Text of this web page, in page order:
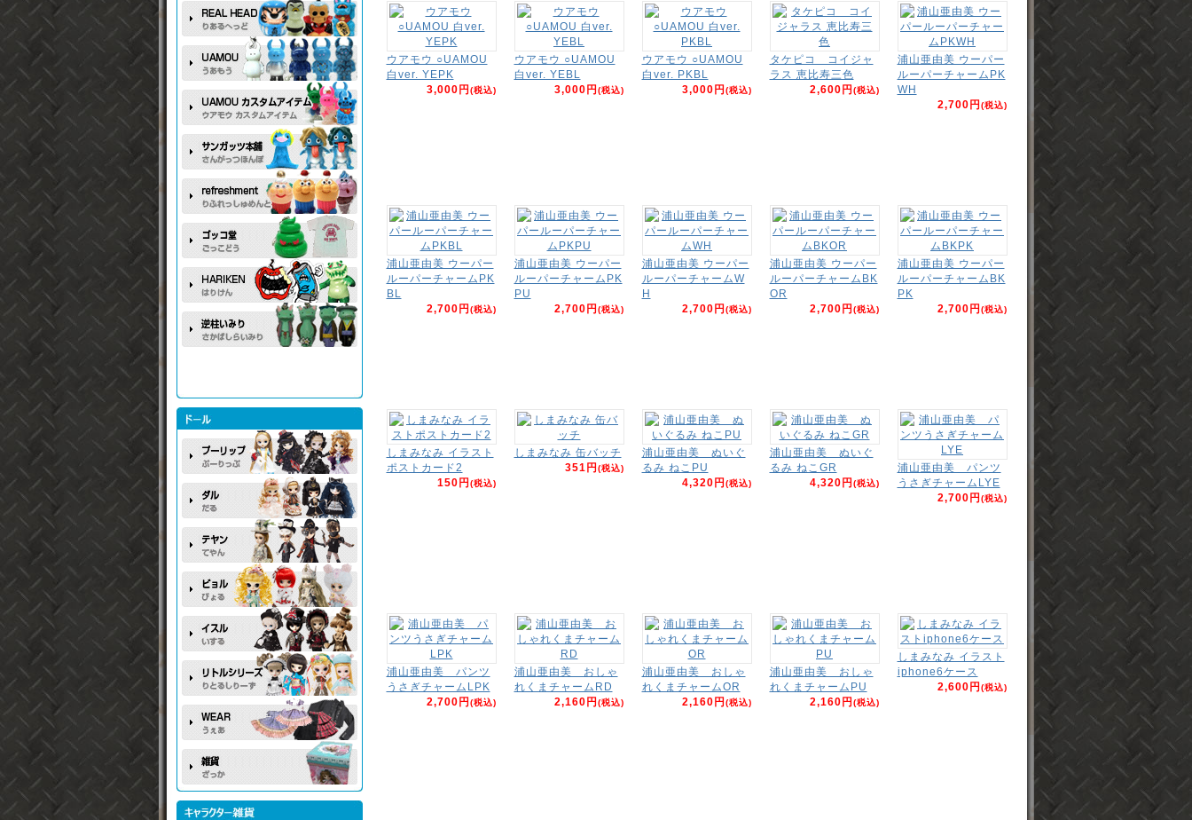
ウアモウ ○UAMOU
白ver. YEPK
3,000円(税込)
ウアモウ ○UAMOU
白ver. YEBL
3,000円(税込)
ウアモウ ○UAMOU
白ver. PKBL
3,000円(税込)
タケピコ コイジャ
ラス 恵比寿三色
2,600円(税込)
浦山亜由美 ウーパー
ルーパーチャームPK
WH
2,700円(税込)
浦山亜由美 ウーパー
ルーパーチャームPK
BL
2,700円(税込)
浦山亜由美 ウーパー
ルーパーチャームPK
PU
2,700円(税込)
浦山亜由美 ウーパー
ルーパーチャームW
H
2,700円(税込)
浦山亜由美 ウーパー
ルーパーチャームBK
OR
2,700円(税込)
浦山亜由美 ウーパー
ルーパーチャームBK
PK
2,700円(税込)
しまみなみ イラスト
ポストカード2
150円(税込)
しまみなみ 缶バッチ
351円(税込)
浦山亜由美 ぬいぐ
るみ ねこPU
4,320円(税込)
浦山亜由美 ぬいぐ
るみ ねこGR
4,320円(税込)
浦山亜由美 パンツ
うさぎチャームLYE
2,700円(税込)
浦山亜由美 パンツ
うさぎチャームLPK
2,700円(税込)
浦山亜由美 おしゃ
れくまチャームRD
2,160円(税込)
浦山亜由美 おしゃ
れくまチャームOR
2,160円(税込)
浦山亜由美 おしゃ
れくまチャームPU
2,160円(税込)
しまみなみ イラスト
iphone6ケース
2,600円(税込)